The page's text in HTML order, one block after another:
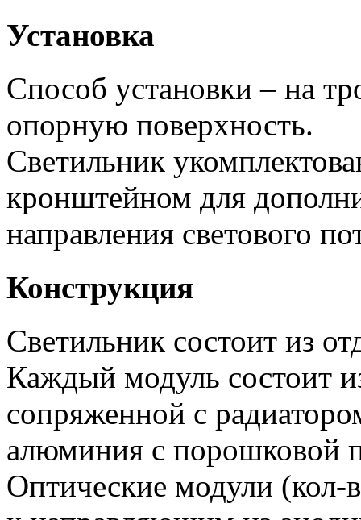
Установка
Способ установки – на
опорную поверхность.
Светильник
кронштейном для
направления светового
Конструкция
Светильник состоит из
Каждый модуль состоит
сопряженной с
алюминия с порошковой
Оптические модули (кол-